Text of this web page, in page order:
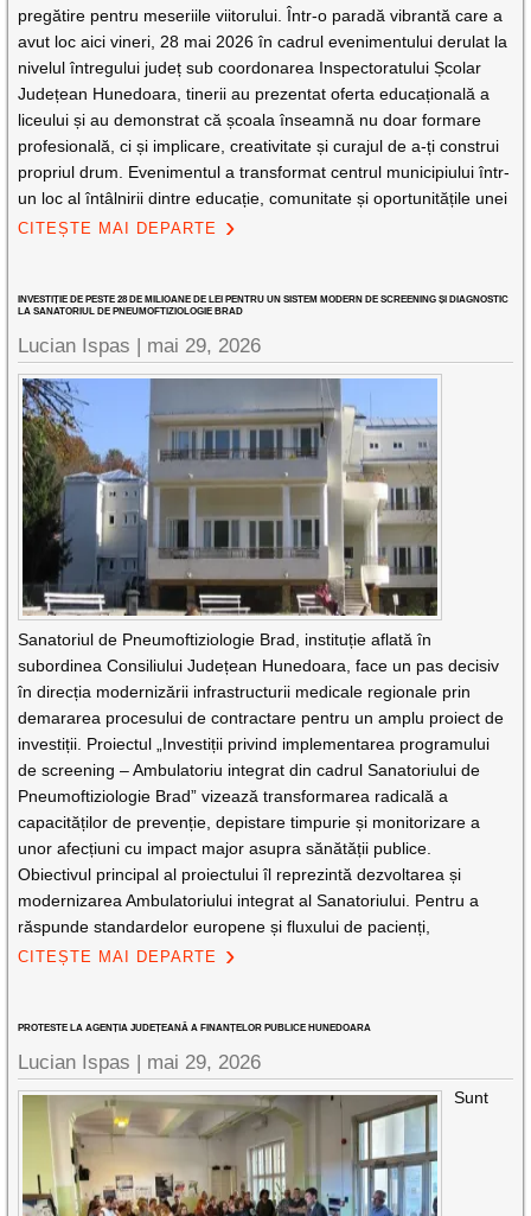
pregătire pentru meseriile viitorului. Într-o paradă vibrantă care a
avut loc aici vineri, 28 mai 2026 în cadrul evenimentului derulat la
nivelul întregului județ sub coordonarea Inspectoratului Școlar
Județean Hunedoara, tinerii au prezentat oferta educațională a
liceului și au demonstrat că școala înseamnă nu doar formare
profesională, ci și implicare, creativitate și curajul de a-ți construi
propriul drum. Evenimentul a transformat centrul municipiului într-
un loc al întâlnirii dintre educație, comunitate și oportunitățile unei
CITEȘTE MAI DEPARTE
INVESTIȚIE DE PESTE 28 DE MILIOANE DE LEI PENTRU UN SISTEM MODERN DE SCREENING ȘI DIAGNOSTIC
LA SANATORIUL DE PNEUMOFTIZIOLOGIE BRAD
Lucian Ispas | mai 29, 2026
Sanatoriul de Pneumoftiziologie Brad, instituție aflată în
subordinea Consiliului Județean Hunedoara, face un pas decisiv
în direcția modernizării infrastructurii medicale regionale prin
demararea procesului de contractare pentru un amplu proiect de
investiții. Proiectul „Investiții privind implementarea programului
de screening – Ambulatoriu integrat din cadrul Sanatoriului de
Pneumoftiziologie Brad” vizează transformarea radicală a
capacităților de prevenție, depistare timpurie și monitorizare a
unor afecțiuni cu impact major asupra sănătății publice.
Obiectivul principal al proiectului îl reprezintă dezvoltarea și
modernizarea Ambulatoriului integrat al Sanatoriului. Pentru a
răspunde standardelor europene și fluxului de pacienți,
CITEȘTE MAI DEPARTE
PROTESTE LA AGENȚIA JUDEȚEANĂ A FINANȚELOR PUBLICE HUNEDOARA
Lucian Ispas | mai 29, 2026
Sunt